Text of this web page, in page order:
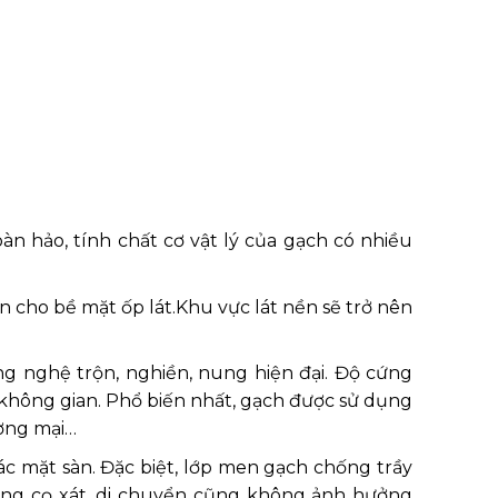
hảo, tính chất cơ vật lý của gạch có nhiều
bề mặt ốp lát.Khu vực lát nền sẽ trở nên
nghệ trộn, nghiền, nung hiện đại. Độ cứng
gian. Phổ biến nhất, gạch được sử dụng
mại…
mặt sàn. Đặc biệt, lớp men gạch chống trầy